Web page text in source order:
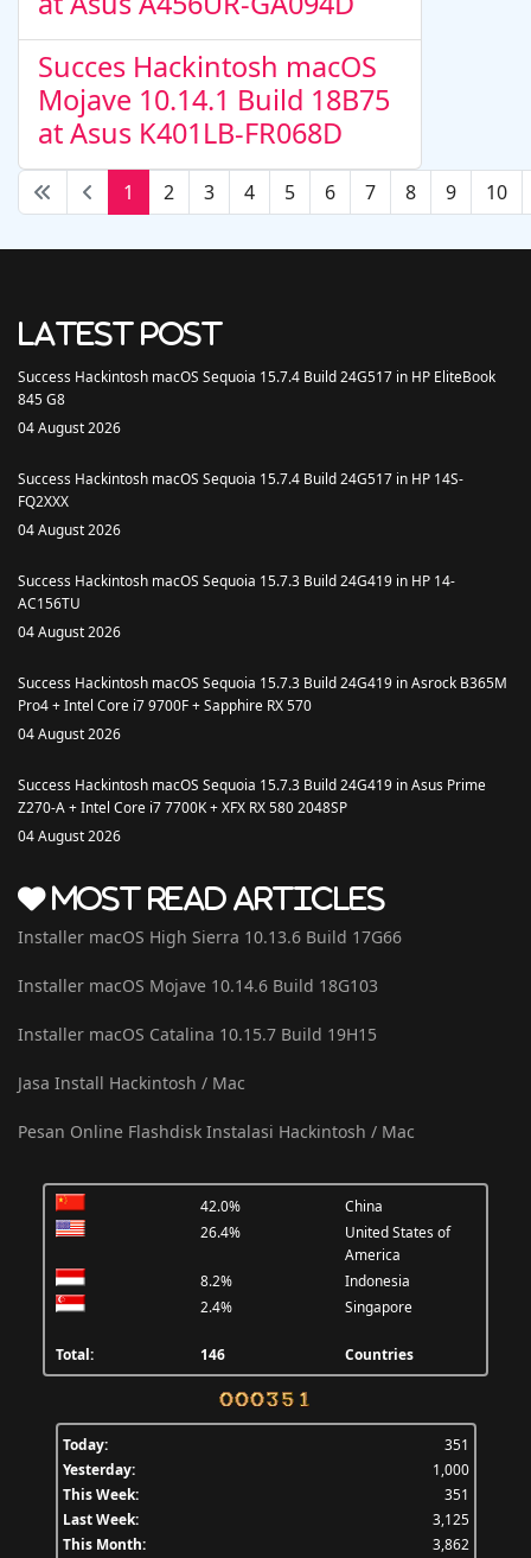
Succes Hackintosh macOS
Mojave 10.14.1 Build 18B75
at Asus K401LB-FR068D
Page 1 of 89
1 2 3 4 5 6 7 8 9 10
Latest Post
Success Hackintosh macOS Sequoia 15.7.4 Build 24G517 in HP EliteBook
845 G8
04 August 2026
Success Hackintosh macOS Sequoia 15.7.4 Build 24G517 in HP 14S-
FQ2XXX
04 August 2026
Success Hackintosh macOS Sequoia 15.7.3 Build 24G419 in HP 14-
AC156TU
04 August 2026
Success Hackintosh macOS Sequoia 15.7.3 Build 24G419 in Asrock B365M
Pro4 + Intel Core i7 9700F + Sapphire RX 570
04 August 2026
Success Hackintosh macOS Sequoia 15.7.3 Build 24G419 in Asus Prime
Z270-A + Intel Core i7 7700K + XFX RX 580 2048SP
04 August 2026
Most Read Articles
Installer macOS High Sierra 10.13.6 Build 17G66
Installer macOS Mojave 10.14.6 Build 18G103
Installer macOS Catalina 10.15.7 Build 19H15
Jasa Install Hackintosh / Mac
Pesan Online Flashdisk Instalasi Hackintosh / Mac
42.0%
China
26.4%
United States of
America
8.2%
Indonesia
2.4%
Singapore
Total: 146 Countries
Today:
351
Yesterday:
1,000
This Week:
351
Last Week:
3,125
This Month:
3,862